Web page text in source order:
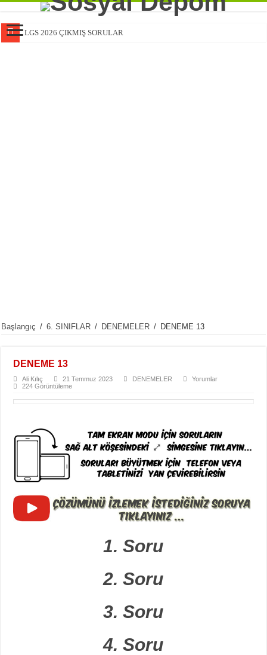
LGS 2026 ÇIKMIŞ SORULAR
Başlangıç / 6. SINIFLAR / DENEMELER / DENEME 13
DENEME 13
Ali Kılıç 21 Temmuz 2023 DENEMELER
Yorumlar
224 Görüntüleme
1. Soru
2. Soru
3. Soru
4. Soru